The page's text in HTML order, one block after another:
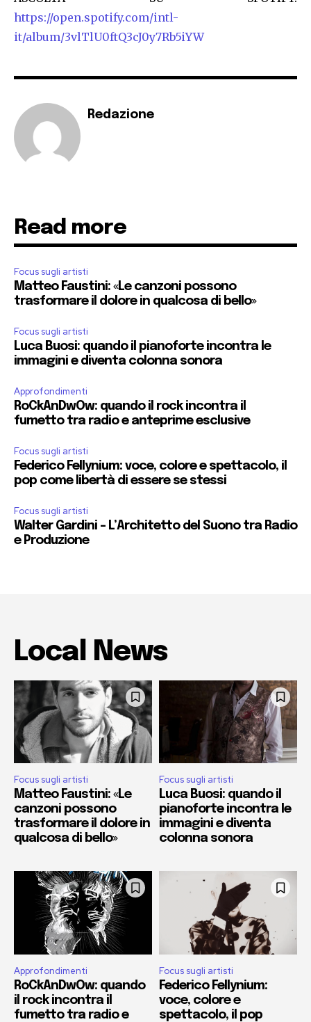
https://open.spotify.com/intl-
it/album/3vlTlU0ftQ3cJ0y7Rb5iYW
Redazione
Read more
Focus sugli artisti
Matteo Faustini: «Le canzoni possono
trasformare il dolore in qualcosa di bello»
Focus sugli artisti
Luca Buosi: quando il pianoforte incontra le
immagini e diventa colonna sonora
Approfondimenti
RoCkAnDwOw: quando il rock incontra il
fumetto tra radio e anteprime esclusive
Focus sugli artisti
Federico Fellynium: voce, colore e spettacolo, il
pop come libertà di essere se stessi
Focus sugli artisti
Walter Gardini – L’Architetto del Suono tra Radio
e Produzione
Local News
Focus sugli artisti
Matteo Faustini: «Le
canzoni possono
trasformare il dolore in
qualcosa di bello»
Focus sugli artisti
Luca Buosi: quando il
pianoforte incontra le
immagini e diventa
colonna sonora
Approfondimenti
RoCkAnDwOw: quando
il rock incontra il
fumetto tra radio e
Focus sugli artisti
Federico Fellynium:
voce, colore e
spettacolo, il pop